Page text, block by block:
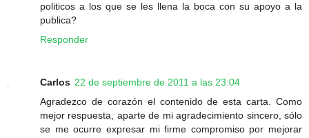
politicos a los que se les llena la boca con su apoyo a la
publica?
Responder
Carlos 22 de septiembre de 2011 a las 23:04
Agradezco de corazón el contenido de esta carta. Como
mejor respuesta, aparte de mi agradecimiento sincero, sólo
se me ocurre expresar mi firme compromiso por mejorar